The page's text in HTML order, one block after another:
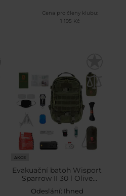
Cena pro členy klubu:
1 195 Kč
AKCE
Evakuační batoh Wisport
Sparrow II 30 l Olive
Green – s vybavením
Odeslání: Ihned